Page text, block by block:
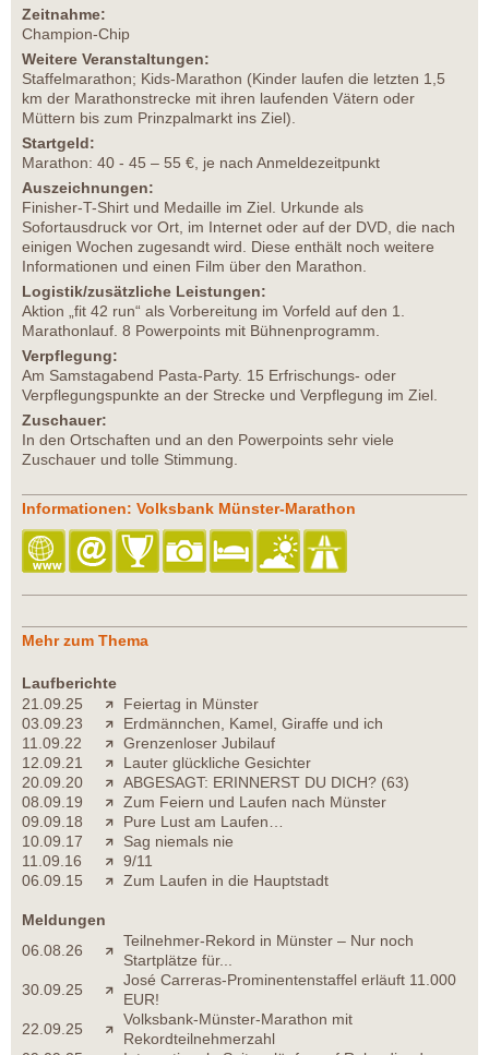
Zeitnahme:
Champion-Chip
Weitere Veranstaltungen:
Staffelmarathon; Kids-Marathon (Kinder laufen die letzten 1,5
km der Marathonstrecke mit ihren laufenden Vätern oder
Müttern bis zum Prinzpalmarkt ins Ziel).
Startgeld:
Marathon: 40 - 45 – 55 €, je nach Anmeldezeitpunkt
Auszeichnungen:
Finisher-T-Shirt und Medaille im Ziel. Urkunde als
Sofortausdruck vor Ort, im Internet oder auf der DVD, die nach
einigen Wochen zugesandt wird. Diese enthält noch weitere
Informationen und einen Film über den Marathon.
Logistik/zusätzliche Leistungen:
Aktion „fit 42 run“ als Vorbereitung im Vorfeld auf den 1.
Marathonlauf. 8 Powerpoints mit Bühnenprogramm.
Verpflegung:
Am Samstagabend Pasta-Party. 15 Erfrischungs- oder
Verpflegungspunkte an der Strecke und Verpflegung im Ziel.
Zuschauer:
In den Ortschaften und an den Powerpoints sehr viele
Zuschauer und tolle Stimmung.
Informationen: Volksbank Münster-Marathon
Mehr zum Thema
Laufberichte
21.09.25
Feiertag in Münster
03.09.23
Erdmännchen, Kamel, Giraffe und ich
11.09.22
Grenzenloser Jubilauf
12.09.21
Lauter glückliche Gesichter
20.09.20
ABGESAGT: ERINNERST DU DICH? (63)
08.09.19
Zum Feiern und Laufen nach Münster
09.09.18
Pure Lust am Laufen…
10.09.17
Sag niemals nie
11.09.16
9/11
06.09.15
Zum Laufen in die Hauptstadt
Meldungen
06.08.26
Teilnehmer-Rekord in Münster – Nur noch
Startplätze für...
30.09.25
José Carreras-Prominentenstaffel erläuft 11.000
EUR!
22.09.25
Volksbank-Münster-Marathon mit
Rekordteilnehmerzahl